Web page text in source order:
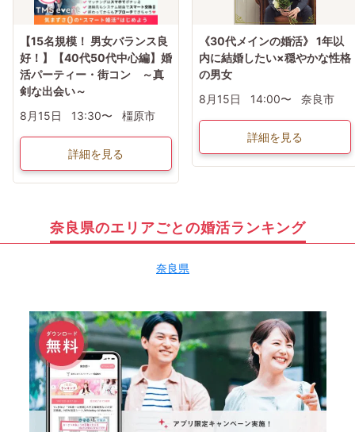
【15名規模！ 男女バランス良
好！】【40代50代中心編】婚
活パーティー・街コン ～真
剣な出会い～
8月15日
13:30〜 橿原市
詳細を見る
《30代メインの婚活》 1年以
内に結婚したい×穏やかな性格
の男女
8月15日
14:00〜 奈良市
詳細を見る
奈良県のエリアごとの婚活ランキング
奈良県